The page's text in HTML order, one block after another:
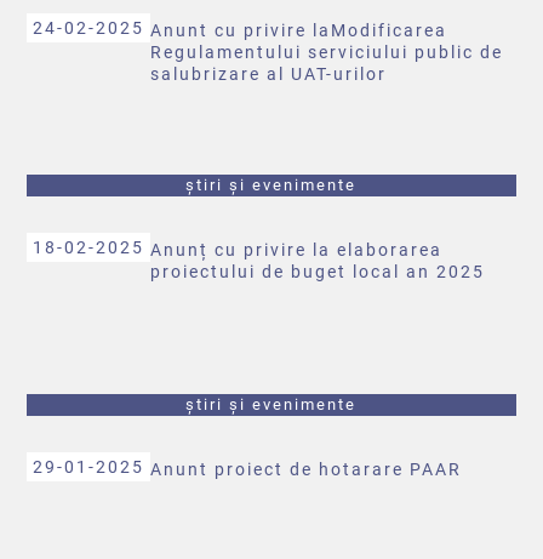
24-02-2025 Anunt cu privire laModificarea
Regulamentului serviciului public de
salubrizare al UAT-urilor
știri și evenimente
18-02-2025 Anunț cu privire la elaborarea
proiectului de buget local an 2025
știri și evenimente
29-01-2025 Anunt proiect de hotarare PAAR